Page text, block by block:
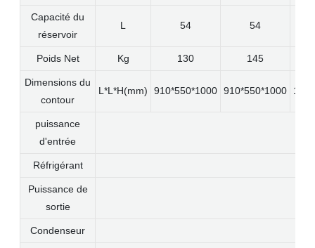
Capacité du
réservoir
L 54 54
Poids Net Kg 130 145
Dimensions du
contour
L*L*H(mm) 910*550*1000 910*550*1000
puissance
d'entrée
Réfrigérant
Puissance de
sortie
Condenseur